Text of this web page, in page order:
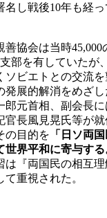
名し戦後10年も経
協会は当時45,000
部を有していたが
ソビエトとの交流
発展的解消をめざし
元首相、副会長に
長風見晃氏等が就
の目的を 「日ソ両
界平和に寄与する
『両国民の相互
重視された。